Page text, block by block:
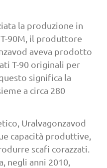
la produzione in
90M, il produttore
aveva prodotto
T-90 originali per
significa la
a circa 280
Uralvagonzavod
capacità produttive,
scafi corazzati.
negli anni 2010,